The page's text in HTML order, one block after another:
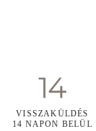
VISSZAKÜLDÉS
14 NAPON BELÜL